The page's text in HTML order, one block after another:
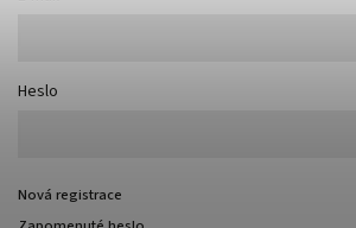
Heslo
Nová registrace